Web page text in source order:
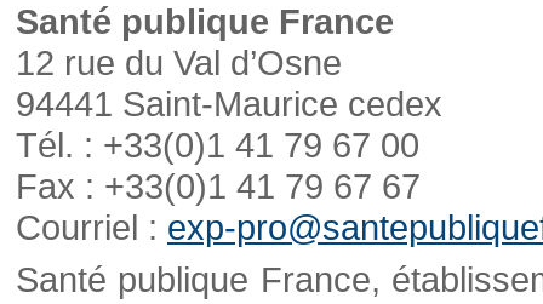
Santé publique France
12 rue du Val d’Osne
94441 Saint-Maurice cedex
Tél. : +33(0)1 41 79 67 00
Fax : +33(0)1 41 79 67 67
Courriel : exp-
Santé publique France,